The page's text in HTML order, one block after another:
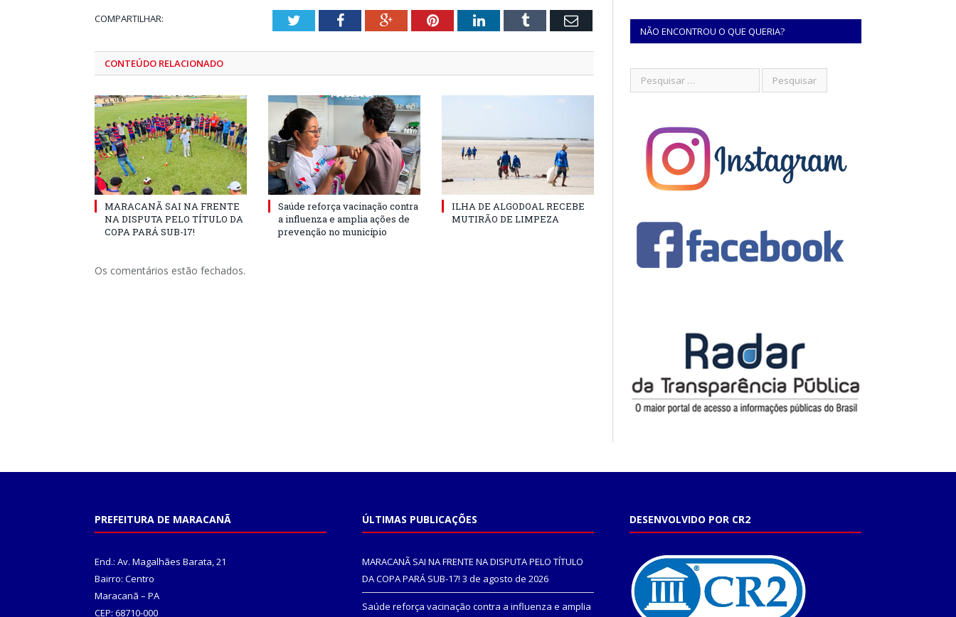
COMPARTILHAR: TwitterFacebookGoogle+PinterestLinkedInTumblr Email
CONTEÚDO RELACIONADO
MARACANÃ SAI NA FRENTE
NA DISPUTA PELO TÍTULO DA
COPA PARÁ SUB-17!
Saúde reforça vacinação contra
a influenza e amplia ações de
prevenção no município
ILHA DE ALGODOAL RECEBE
MUTIRÃO DE LIMPEZA
Os comentários estão fechados.
NÃO ENCONTROU O QUE QUERIA?
PREFEITURA DE MARACANÃ
End.: Av. Magalhães Barata, 21
Bairro: Centro
Maracanã – PA
CEP: 68710-000
ÚLTIMAS PUBLICAÇÕES
MARACANÃ SAI NA FRENTE NA DISPUTA PELO TÍTULO
DA COPA PARÁ SUB-17! 3 de agosto de 2026
Saúde reforça vacinação contra a influenza e amplia
DESENVOLVIDO POR CR2